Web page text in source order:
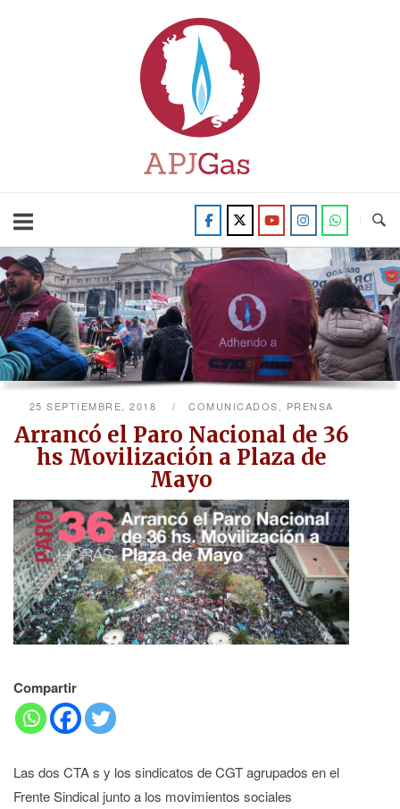
25 SEPTIEMBRE, 2018 COMUNICADOS, PRENSA
Arrancó el Paro Nacional de 36
hs Movilización a Plaza de
Mayo
Compartir
Las dos CTA s y los sindicatos de CGT agrupados en el
Frente Sindical junto a los movimientos sociales